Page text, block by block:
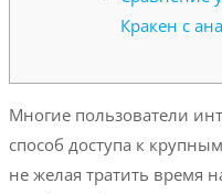
Кракен с
Многие пользователи
способ доступа к
не желая тратить время